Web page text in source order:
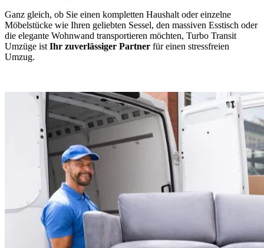
Ganz gleich, ob Sie einen kompletten Haushalt oder einzelne
Möbelstücke wie Ihren geliebten Sessel, den massiven Esstisch oder
die elegante Wohnwand transportieren möchten, Turbo Transit
Umzüge ist Ihr zuverlässiger Partner für einen stressfreien
Umzug.